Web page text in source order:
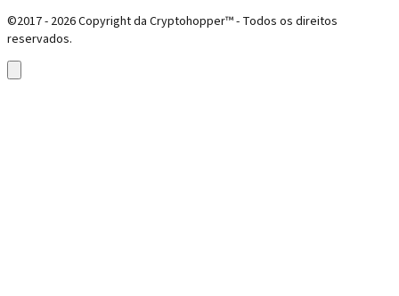
©2017 - 2026 Copyright da Cryptohopper™ - Todos os direitos
reservados.